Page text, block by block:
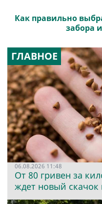
Как правильно
забора
ГЛАВНОЕ
06.08.2026 11:48
От 80 гривен за
ждет новый скачок